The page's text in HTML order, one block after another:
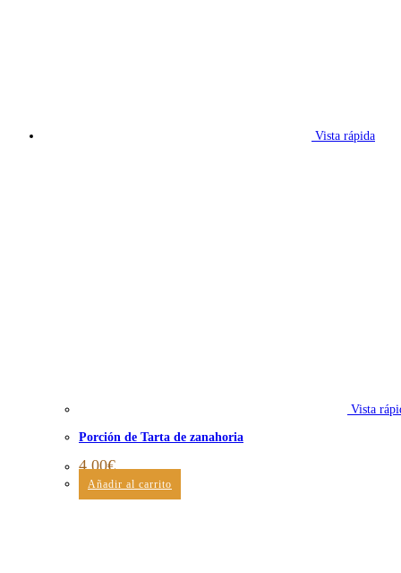
Vista rápida
Vista
Porción de Tarta de zanahoria
4,00€
Añadir al carrito